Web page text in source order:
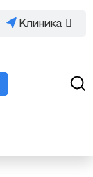
Клиника